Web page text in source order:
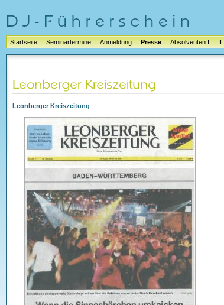
Startseite Seminartermine Anmeldung Presse Absolventen I II
Leonberger Kreiszeitung